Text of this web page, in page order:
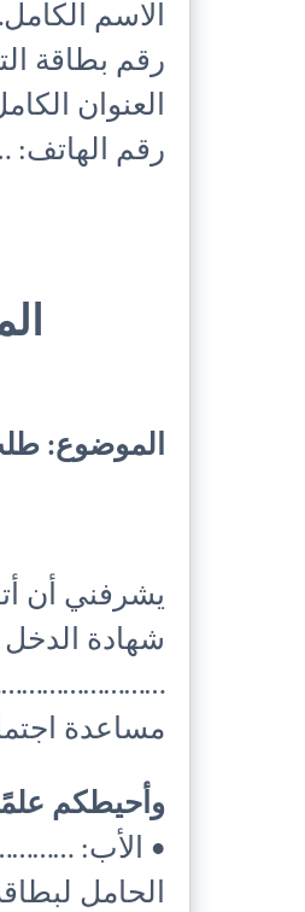
الاسم
رقم بطاقة
العنوان
رقم
الموضوع:
يشرفني أن
شهادة الدخل
مساعدة
وأحيطكم
• الأب:
الحامل